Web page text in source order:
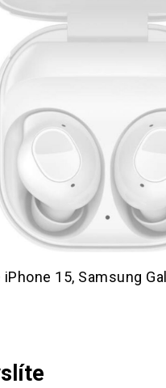
15, Samsung